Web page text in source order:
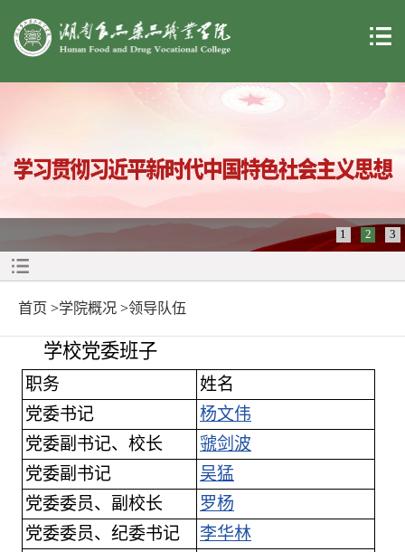
1 2 3
首页 >学院概况 >领导队伍
学校党委班子
职务
姓名
党委书记
杨文伟
党委副书记、校长
虢剑波
党委副书记
吴猛
党委委员、副校长
罗杨
党委委员、纪委书记
李华林